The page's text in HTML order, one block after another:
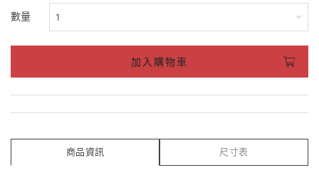
數量
加入購物車
商品資訊 尺寸表